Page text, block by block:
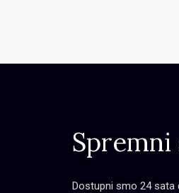
Spremni
Dostupni smo 24 sata